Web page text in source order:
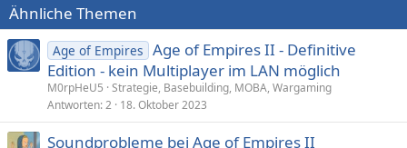
Ähnliche Themen
Age of Empires Age of Empires II - Definitive
Edition - kein Multiplayer im LAN möglich
M0rpHeU5 Strategie, Basebuilding, MOBA, Wargaming
Antworten 2 18. Oktober 2023
Soundprobleme bei Age of Empires II